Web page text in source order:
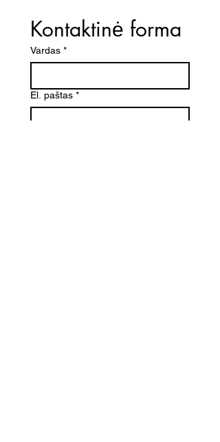
Kontaktinė forma
Vardas *
El. paštas *